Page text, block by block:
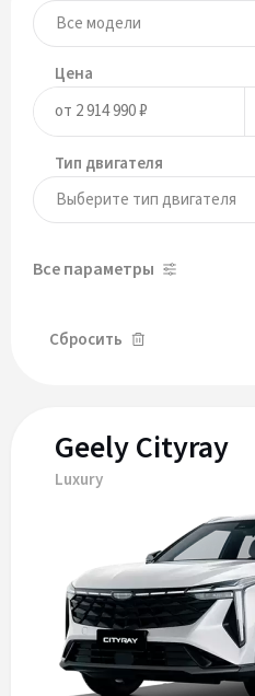
Цена
Тип двигателя
Все параметры
Сбросить
Geely Cityray
Luxury